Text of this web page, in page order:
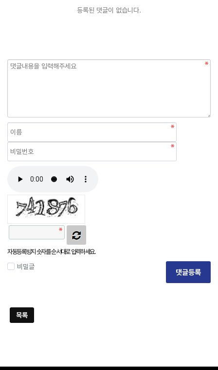
등록된 댓글이 없습니다.
자동등록방지 숫자를 순서대로 입력하세요.
비밀글
댓글등록
목록